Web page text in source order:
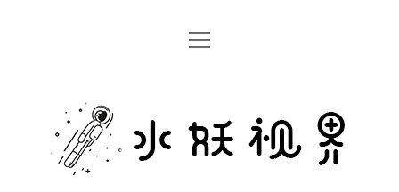
首页
关于
open
水
妖
视